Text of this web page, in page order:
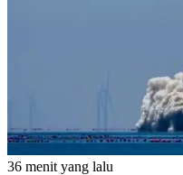
36 menit yang lalu